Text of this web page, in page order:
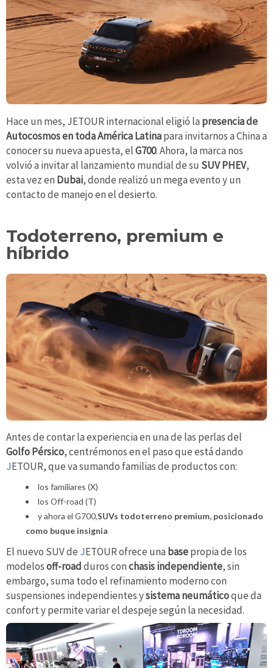
Hace un mes, JETOUR internacional eligió la presencia de
Autocosmos en toda América Latinapara invitarnos a China a
conocer su nueva apuesta, elG700. Ahora, la marca nos
volvió a invitar al lanzamiento mundial de su SUV PHEV,
esta vez en Dubai, donde realizó un mega evento y un
contacto de manejo en el desierto.
Todoterreno, premium e
híbrido
Antes de contar la experiencia en una de las perlas del
Golfo Pérsico, centrémonos en el paso que está dando
JETOUR, que va sumando familias de productos con:
los familiares (X)
los Off-road (T)
y ahora el G700,SUVs todoterreno premium, posicionado
como buque insignia
El nuevo SUV de JETOUR ofrece una basepropia de los
modelosoff-roadduros conchasis independiente, sin
embargo, suma todo el refinamiento moderno con
suspensiones independientes ysistema neumáticoque da
confort y permite variar el despeje según la necesidad.